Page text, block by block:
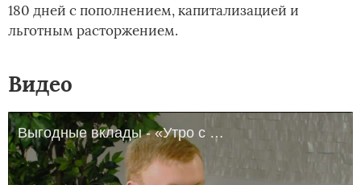
180 дней с пополнением, капитализацией и
льготным расторжением.
Видео
Выгодные вклады - «Утро с Вами» 19.05.2014